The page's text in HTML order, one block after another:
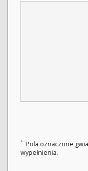
* Pola oznaczone
wypełnienia.